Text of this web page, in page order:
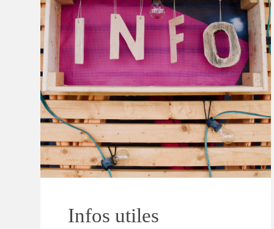
Infos utiles